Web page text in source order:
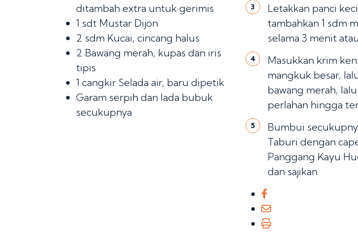
ditambah extra untuk gerimis
1 sdt Mustar Dijon
2 sdm Kucai, cincang halus
2 Bawang merah, kupas dan iris
tipis
1 cangkir Selada air, baru dipetik
Garam serpih dan lada bubuk
secukupnya
3
Letakkan panci
tambahkan 1 sdm
selama 3 menit
4
Masukkan krim
mangkuk besar,
bawang merah,
perlahan hingga
5
Bumbui
Taburi dengan
Panggang Kayu
dan sajikan.